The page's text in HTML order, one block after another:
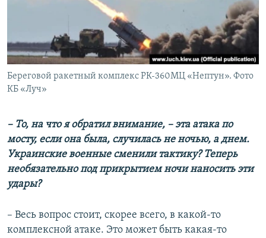
Береговой ракетный комплекс РК-360МЦ «Нептун». Фото
КБ «Луч»
– То, на что я обратил внимание, – эта атака по
мосту, если она была, случилась не ночью, а днем.
Украинские военные сменили тактику? Теперь
необязательно под прикрытием ночи наносить эти
удары?
– Весь вопрос стоит, скорее всего, в какой-то
комплексной атаке. Это может быть какая-то